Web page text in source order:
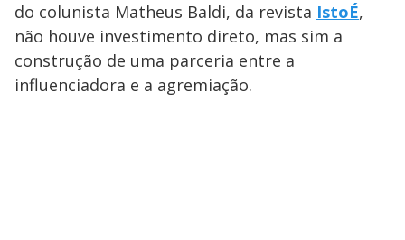
do colunista Matheus Baldi, da revista IstoÉ,
não houve investimento direto, mas sim a
construção de uma parceria entre a
influenciadora e a agremiação.